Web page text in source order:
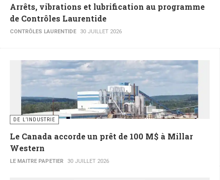
Arrêts, vibrations et lubrification au programme
de Contrôles Laurentide
CONTRÔLES LAURENTIDE 30 JUILLET 2026
DE L’INDUSTRIE
Le Canada accorde un prêt de 100 M$ à Millar
Western
LE MAITRE PAPETIER 30 JUILLET 2026